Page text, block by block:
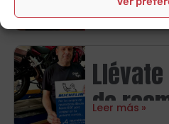
hasta
en
Leer más
de
Leer más